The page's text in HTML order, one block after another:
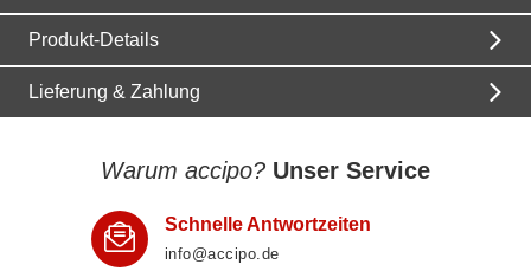
Produkt-Details
Lieferung & Zahlung
Warum accipo? Unser Service
Schnelle Antwortzeiten
info@accipo.de